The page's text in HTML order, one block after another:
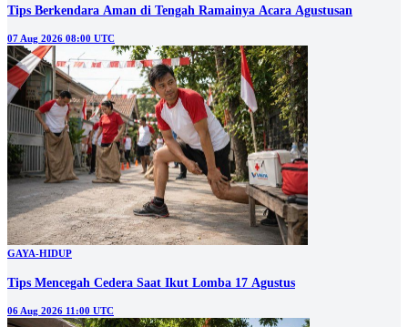
Tips Berkendara Aman di Tengah Ramainya Acara Agustusan
07 Aug 2026 08:00 UTC
GAYA-HIDUP
Tips Mencegah Cedera Saat Ikut Lomba 17 Agustus
06 Aug 2026 11:00 UTC